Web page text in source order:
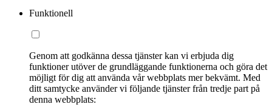
Funktionell
Genom att godkänna dessa tjänster kan vi erbjuda dig
funktioner utöver de grundläggande funktionerna och göra det
möjligt för dig att använda vår webbplats mer bekvämt. Med
ditt samtycke använder vi följande tjänster från tredje part på
denna webbplats: